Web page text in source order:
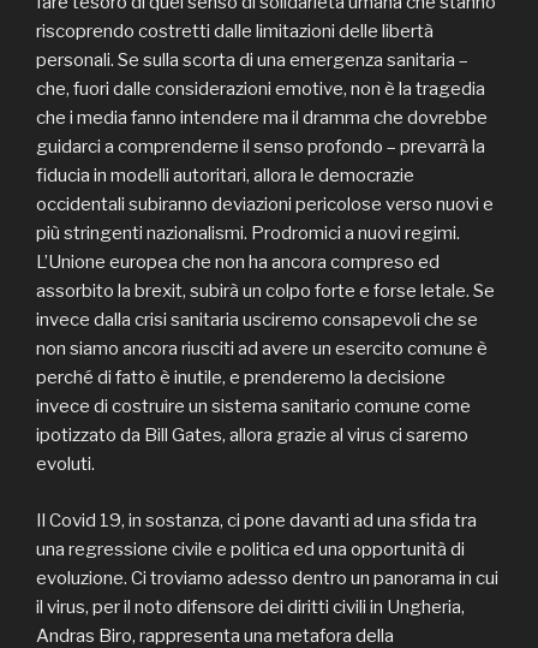
riscoprendo costretti dalle limitazioni delle libertà
personali. Se sulla scorta di una emergenza sanitaria –
che, fuori dalle considerazioni emotive, non è la tragedia
che i media fanno intendere ma il dramma che dovrebbe
guidarci a comprenderne il senso profondo – prevarrà la
fiducia in modelli autoritari, allora le democrazie
occidentali subiranno deviazioni pericolose verso nuovi e
più stringenti nazionalismi. Prodromici a nuovi regimi.
L’Unione europea che non ha ancora compreso ed
assorbito la brexit, subirà un colpo forte e forse letale. Se
invece dalla crisi sanitaria usciremo consapevoli che se
non siamo ancora riusciti ad avere un esercito comune è
perché di fatto è inutile, e prenderemo la decisione
invece di costruire un sistema sanitario comune come
ipotizzato da Bill Gates, allora grazie al virus ci saremo
evoluti.
Il Covid 19, in sostanza, ci pone davanti ad una sfida tra
una regressione civile e politica ed una opportunità di
evoluzione. Ci troviamo adesso dentro un panorama in cui
il virus, per il noto difensore dei diritti civili in Ungheria,
Andras Biro, rappresenta una metafora della